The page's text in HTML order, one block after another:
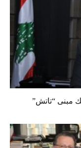
مبنى “تاتش”